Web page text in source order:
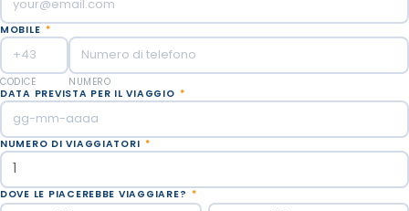
MOBILE *
CODICE
NUMERO
DATA PREVISTA PER IL VIAGGIO *
NUMERO DI VIAGGIATORI *
DOVE LE PIACEREBBE VIAGGIARE? *